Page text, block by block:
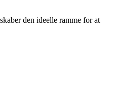
den ideelle ramme for at